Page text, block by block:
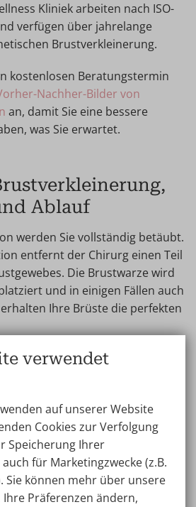
Kliniek arbeiten nach ISO-
verfügen über jahrelange
Brustverkleinerung.
kostenlosen Beratungstermin
Nachher-Bilder von
an, damit Sie eine bessere
was Sie erwartet.
Ablauf
werden Sie vollständig betäubt.
entfernt der Chirurg einen Teil
Die Brustwarze wird
und in einigen Fällen auch
Ihre Brüste die perfekten
2 bis 3 Stunden. Je nach Art
noch am selben Tag nach
sind
der empfohlenen
Kliniek. Auf Wunsch ist es
hinzu zu buchen.
verwendet
auf unserer Website
Cookies zur Verfolgung
Speicherung Ihrer
für Marketingzwecke (z.B.
Sie können mehr über unsere
Ihre Präferenzen ändern,